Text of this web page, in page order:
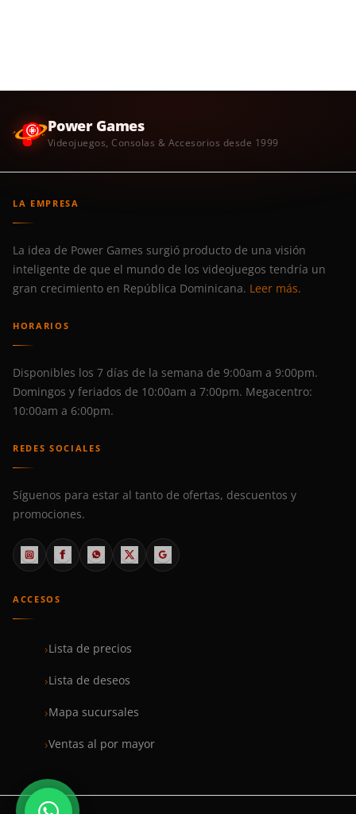
Power Games
Videojuegos, Consolas & Accesorios desde 1999
LA EMPRESA
La idea de Power Games surgió producto de una visión
inteligente de que el mundo de los videojuegos tendría un
gran crecimiento en República Dominicana. Leer más.
HORARIOS
Disponibles los 7 días de la semana de 9:00am a 9:00pm.
Domingos y feriados de 10:00am a 7:00pm. Megacentro:
10:00am a 6:00pm.
REDES SOCIALES
Síguenos para estar al tanto de ofertas, descuentos y
promociones.
ACCESOS
Lista de precios
Lista de deseos
Mapa sucursales
Ventas al por mayor